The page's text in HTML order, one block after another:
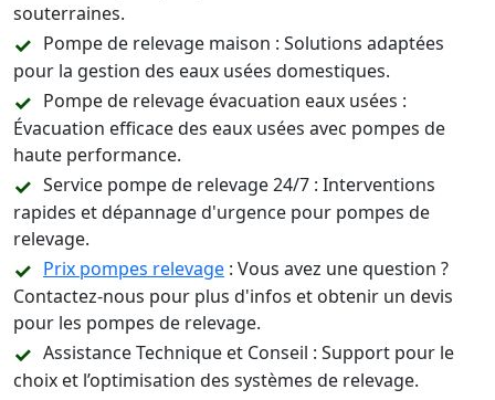
souterraines.
Pompe de relevage maison : Solutions adaptées
pour la gestion des eaux usées domestiques.
Pompe de relevage évacuation eaux usées :
Évacuation efficace des eaux usées avec pompes de
haute performance.
Service pompe de relevage 24/7 : Interventions
rapides et dépannage d'urgence pour pompes de
relevage.
Prix pompes relevage : Vous avez une question ?
Contactez-nous pour plus d'infos et obtenir un devis
pour les pompes de relevage.
Assistance Technique et Conseil : Support pour le
choix et l’optimisation des systèmes de relevage.